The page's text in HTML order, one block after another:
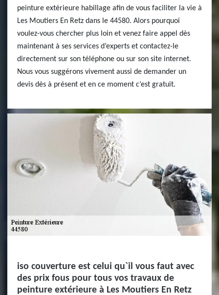
peinture extérieure habillage afin de vous faciliter la vie à
Les Moutiers En Retz dans le 44580. Alors pourquoi
voulez-vous chercher plus loin et venez faire appel dès
maintenant à ses services d’experts et contactez-le
directement sur son téléphone ou sur son site internet.
Nous vous suggérons vivement aussi de demander un
devis dès à présent et en ce moment c’est gratuit.
iso couverture est celui qu`il vous faut avec
des prix fous pour tous vos travaux de
peinture extérieure à Les Moutiers En Retz